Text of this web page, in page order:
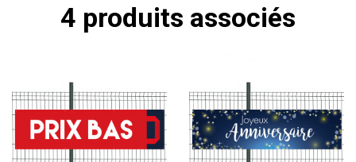
4 produits associés